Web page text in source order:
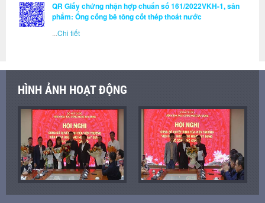
QR Giấy chứng nhận hợp chuẩn số 161/2022VKH-1, sản
phẩm: Ống cống bê tông cốt thép thoát nước
Chi tiết
HÌNH ẢNH HOẠT ĐỘNG